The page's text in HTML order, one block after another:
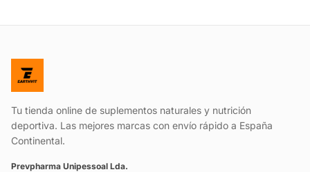
Tu tienda online de suplementos naturales y nutrición
deportiva. Las mejores marcas con envío rápido a España
Continental.
Prevpharma Unipessoal Lda.